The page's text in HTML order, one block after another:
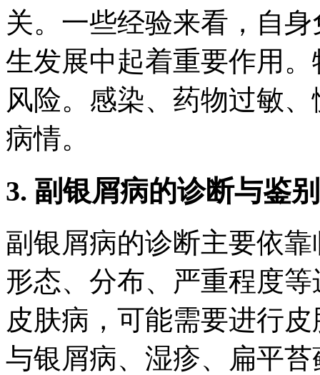
关。一些经验来看，自
生发展中起着重要作用
风险。感染、药物过敏
病情。
3. 副银屑病的诊断与鉴
副银屑病的诊断主要依
形态、分布、严重程度
皮肤病，可能需要进行
与银屑病、湿疹、扁平